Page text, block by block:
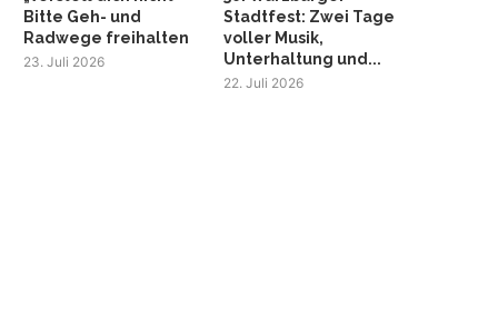
Bitte Geh- und
Radwege freihalten
23. Juli 2026
Stadtfest: Zwei Tage
voller Musik,
Unterhaltung und...
22. Juli 2026